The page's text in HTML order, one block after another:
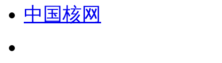
中国核网